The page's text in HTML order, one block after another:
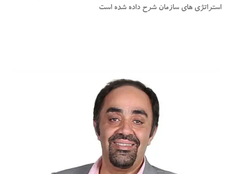
استراتژی های سازمان شرح داده شده است